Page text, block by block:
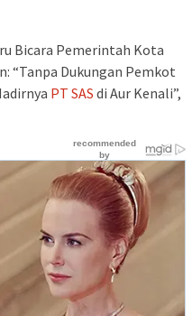
Bicara Pemerintah Kota
“Tanpa Dukungan Pemkot
PT SAS di Aur Kenali”,